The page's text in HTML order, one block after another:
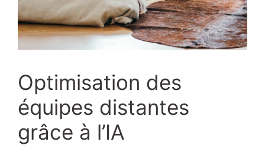
Optimisation des
équipes distantes
grâce à l’IA